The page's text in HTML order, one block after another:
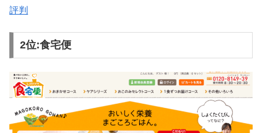
評判
2位:食宅便